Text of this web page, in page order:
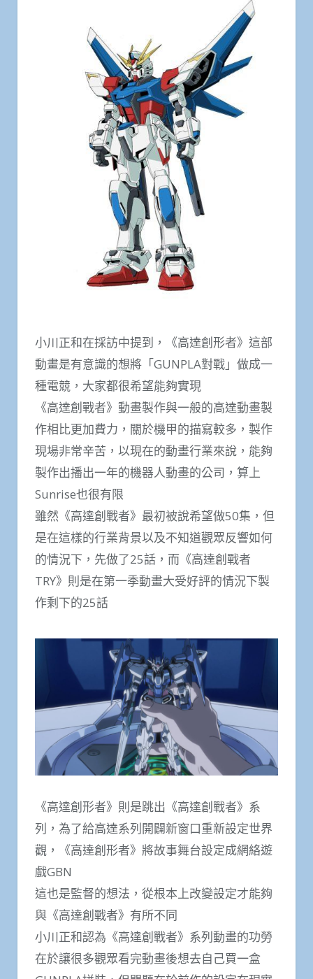
小川正和在採訪中提到，《高達創形者》這部
動畫是有意識的想將「GUNPLA對戰」做成一
種電競，大家都很希望能夠實現
《高達創戰者》動畫製作與一般的高達動畫製
作相比更加費力，關於機甲的描寫較多，製作
現場非常辛苦，以現在的動畫行業來說，能夠
製作出播出一年的機器人動畫的公司，算上
Sunrise也很有限
雖然《高達創戰者》最初被說希望做50集，但
是在這樣的行業背景以及不知道觀眾反響如何
的情況下，先做了25話，而《高達創戰者
TRY》則是在第一季動畫大受好評的情況下製
作剩下的25話
《高達創形者》則是跳出《高達創戰者》系
列，為了給高達系列開闢新窗口重新設定世界
觀，《高達創形者》將故事舞台設定成網絡遊
戲GBN
這也是監督的想法，從根本上改變設定才能夠
與《高達創戰者》有所不同
小川正和認為《高達創戰者》系列動畫的功勞
在於讓很多觀眾看完動畫後想去自己買一盒